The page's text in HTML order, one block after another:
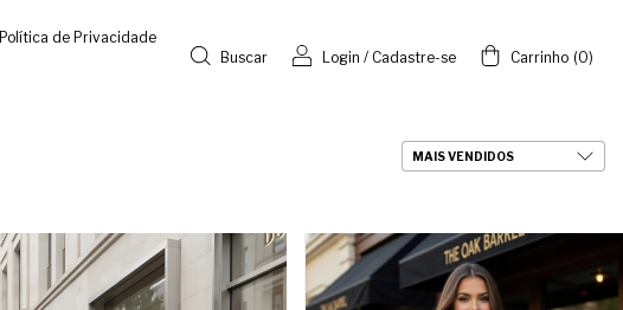
Política de Privacidade
Buscar Login / Cadastre-se Carrinho (0)